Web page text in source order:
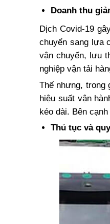
Doanh thu
Dịch Covid-19
chuyển sang lựa
vận chuyển, lưu
nghiệp vận tải
Thế nhưng, trong
hiệu suất vận
kéo dài. Bên
Thủ tục và